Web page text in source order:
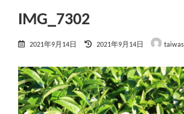
IMG_7302
2021年9月14日
最
新
日
時
:
2021年9月14日